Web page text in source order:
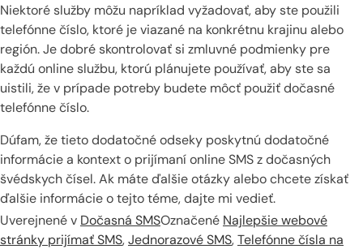
Niektoré služby môžu napríklad vyžadovať, aby ste použili
telefónne číslo, ktoré je viazané na konkrétnu krajinu alebo
región. Je dobré skontrolovať si zmluvné podmienky pre
každú online službu, ktorú plánujete používať, aby ste sa
uistili, že v prípade potreby budete môcť použiť dočasné
telefónne číslo.
Dúfam, že tieto dodatočné odseky poskytnú dodatočné
informácie a kontext o prijímaní online SMS z dočasných
švédskych čísel. Ak máte ďalšie otázky alebo chcete získať
ďalšie informácie o tejto téme, dajte mi vedieť.
Uverejnené v Dočasná SMSOznačené Najlepšie webové
stránky prijímať SMS,Jednorazové SMS,Telefónne čísla na